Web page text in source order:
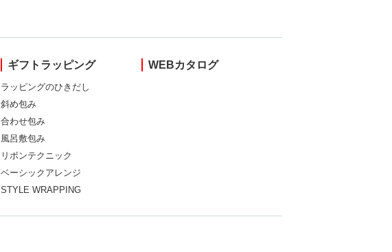
ギフトラッピング
ラッピングのひきだし
斜め包み
合わせ包み
風呂敷包み
リボンテクニック
ベーシックアレンジ
STYLE WRAPPING
WEBカタログ